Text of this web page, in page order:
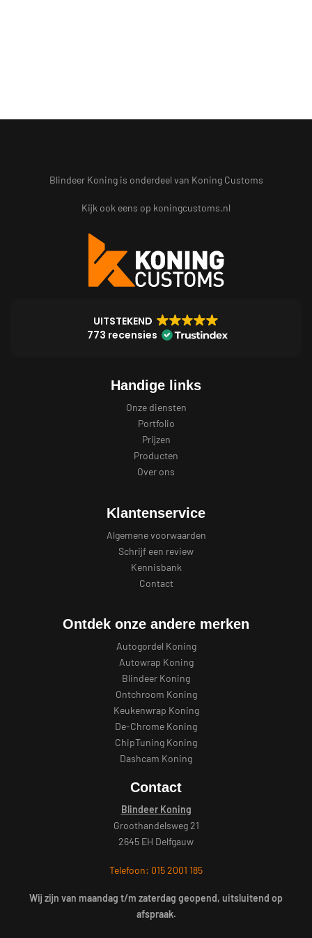
Blindeer Koning is onderdeel van Koning Customs
Kijk ook eens op koningcustoms.nl
UITSTEKEND
773 recensies
Handige links
Onze diensten
Portfolio
Prijzen
Producten
Over ons
Klantenservice
Algemene voorwaarden
Schrijf een review
Kennisbank
Contact
Ontdek onze andere merken
Autogordel Koning
Autowrap Koning
Blindeer Koning
Ontchroom Koning
Keukenwrap Koning
De-Chrome Koning
ChipTuning Koning
Dashcam Koning
Contact
Blindeer Koning
Groothandelsweg 21
2645 EH Delfgauw
Telefoon: 015 2001 185
Wij zijn van maandag t/m zaterdag geopend, uitsluitend op
afspraak.